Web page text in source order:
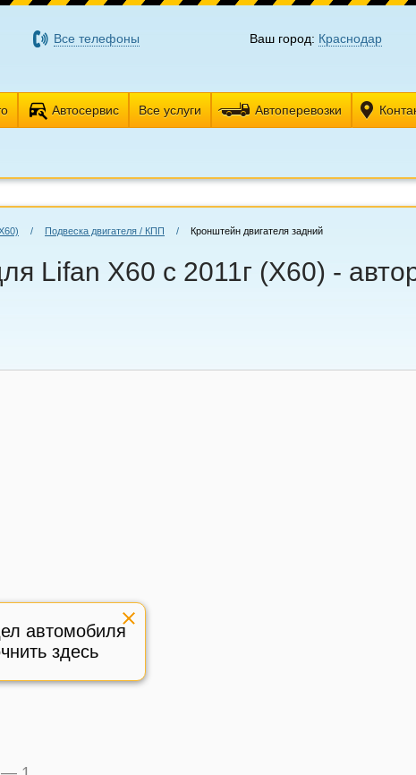
Все телефоны Ваш город: Краснодар
Автосервис Все услуги Автоперевозки
/ Подвеска двигателя / КПП / Кронштейн двигателя задний
Lifan X60 с 2011г (Х60) -
автомобиля
здесь